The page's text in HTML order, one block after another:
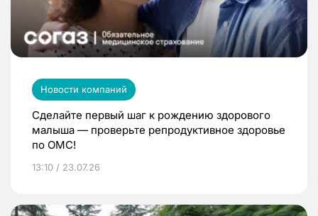
Новости компаний
Сделайте первый шаг к рождению здорового
малыша — проверьте репродуктивное здоровье
по ОМС!
13:10 / 23.07.26